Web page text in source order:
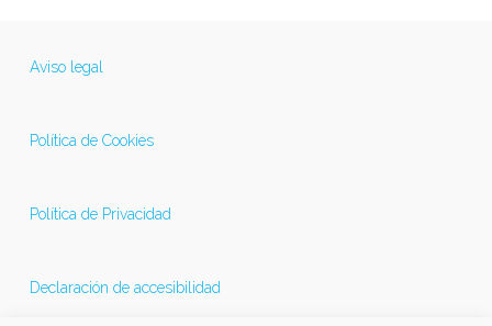
Aviso legal
Política de Cookies
Política de Privacidad
Declaración de accesibilidad